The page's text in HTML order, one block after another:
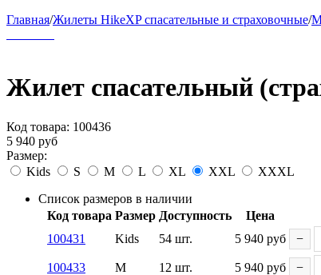
Главная/Жилеты HikeXP спасательные и страховочные/
Жилет спасательный
Код товара: 100436
5 940 руб
Размер:
Kids
S M L XL XXL
XXXL
Список размеров в наличии
Код товара Размер Доступность Цена
100431
Kids 54 шт. 5 940 руб −
100433 M 12 шт. 5 940 руб −